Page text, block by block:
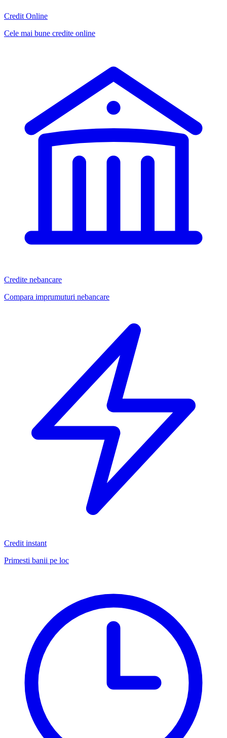
Credit Online
Cele mai bune credite online
Credite nebancare
Compara imprumuturi nebancare
Credit instant
Primesti banii pe loc